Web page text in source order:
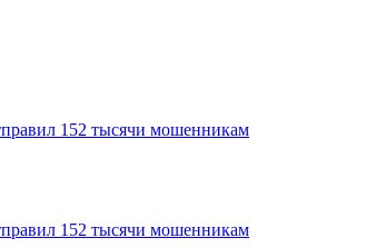
152 тысячи мошенникам
152 тысячи мошенникам